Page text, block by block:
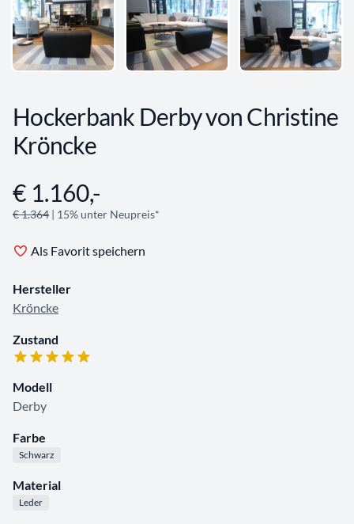
Hockerbank Derby von Christine
Kröncke
Angebotsinformationen
€ 1.160,-
€ 1.364 | 15% unter Neupreis*
Als Favorit speichern
Hersteller
Kröncke
Zustand
Modell
Derby
Farbe
Schwarz
Material
Leder